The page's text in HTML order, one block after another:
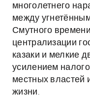
многолетнего
между
Смутного
централизации
казаки и мелкие
усилением
местных властей
жизни.